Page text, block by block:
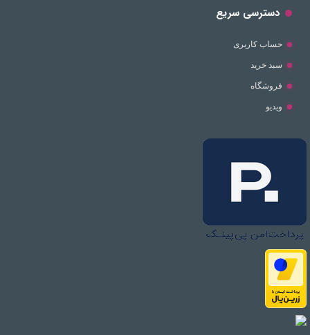
دسترسی سریع
حساب کاربری
سبد خرید
فروشگاه
ویدیو